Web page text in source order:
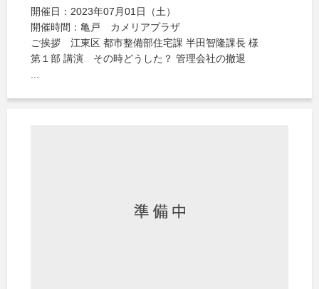
開催日：2023年07月01日（土）
開催時間：亀戸 カメリアプラザ
ご挨拶 江東区 都市整備部住宅課 半田智隆課長 様
第１部 講演 その時どうした？ 管理会社の撤退